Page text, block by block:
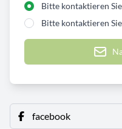
Bitte kontaktieren
Bitte kontaktieren
facebook